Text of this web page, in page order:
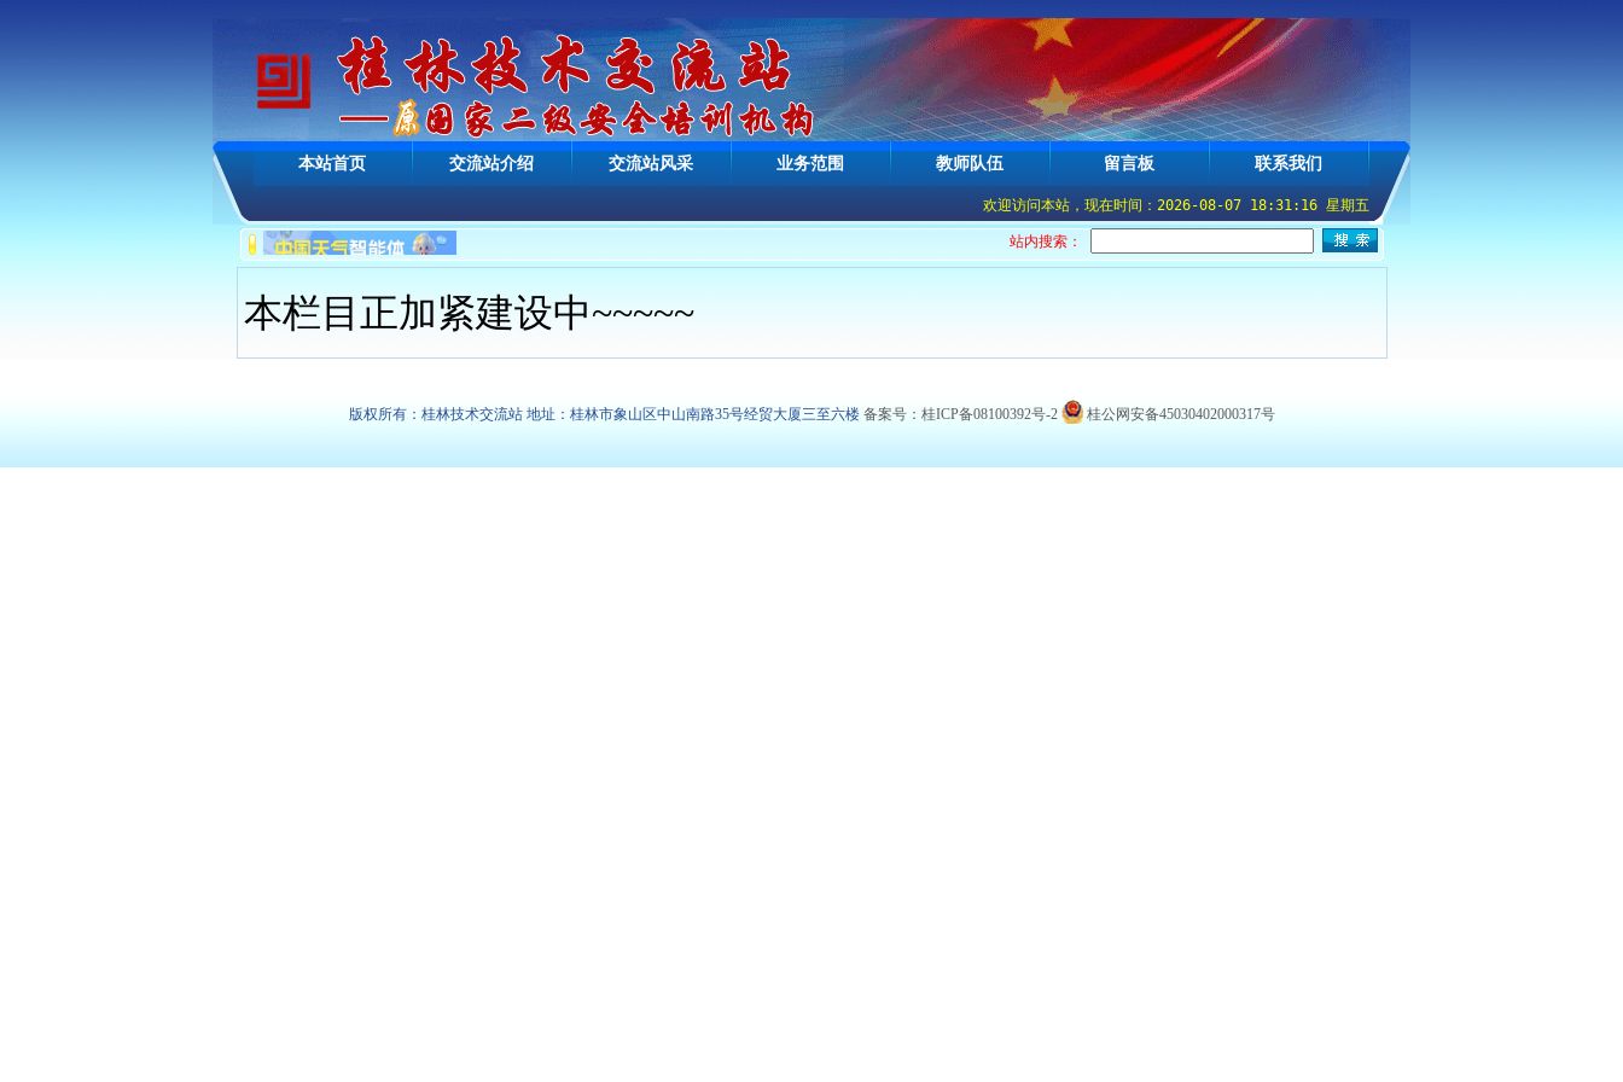
本站首页 交流站介绍 交流站风采 业务范围 教师队伍 留言板 联系我们
欢迎访问本站，现在时间：2026-08-07 18:31:17 星期五
站内搜索：
本栏目正加紧建设中~~~~~
版权所有：桂林技术交流站 地址：桂林市象山区中山南路35号经贸大厦三至六楼 备案号：桂ICP备08100392号-2 桂公网安备45030402000317号